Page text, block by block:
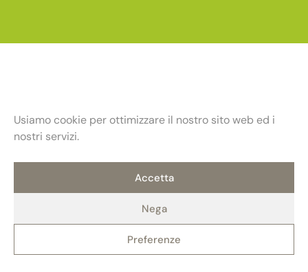
Usiamo cookie per ottimizzare il nostro sito web ed i
nostri servizi.
Accetta
Nega
Preferenze
info@fondazionebellonci.it
Contatti
Credits: AlterADV